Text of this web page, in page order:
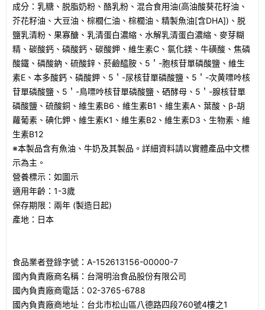
成分：乳糖、脱脂奶粉、酪乳粉、混合食用油(高油酸葵花籽油、
芥花籽油、大豆油、棕櫚仁油、棕櫚油、精製魚油[含DHA])、脱
鹽乳清粉、果寡醣、乳清蛋白濃縮、水解乳清蛋白濃縮、麥芽糊
精、碳酸鈣、磷酸鈣、碳酸鉀、維生素C、氯化鎂、牛磺酸、焦磷
酸鐵、磷酸鈉、硫酸鋅、菸鹼醯胺、5＇-胞核苷單磷酸鹽、維生
素E、本多酸鈣、磷酸鉀、5＇-尿核苷單磷酸鹽、5＇-次黄嘌呤核
苷單磷酸鹽、5＇-鳥嘌呤核苷單磷酸鹽、硒酵母、5＇-腺核苷單
磷酸鹽、硫酸銅、維生素B6、維生素B1、維生素A、葉酸、β-胡
蘿葡素、碘化鉀、維生素K1、維生素B2、維生素D3、生物素、維
生素B12
※本製品含有魚油、牛奶及其製品。詳細資料請以實體產品中文標
示為主。
營養標示：如圖示
適用年齡：1-3歲
保存期限：兩年 (製造日起)
產地：日本
食品業者登錄字號：A-152613156-00000-7
國內負責廠商名稱：台灣明治食品股份有限公司
國內負責廠商電話：02-3765-6788
國內負責廠商地址：台北市松山區八德路四段760號4樓之1